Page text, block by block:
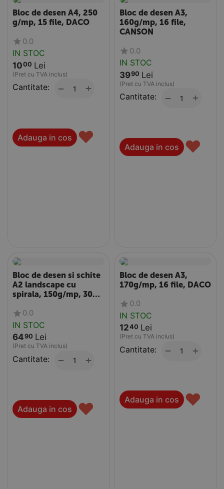
Bloc de desen A4, 250
g/mp, 15 file, DACO
0.0
IN STOC
1000 Lei
(Pret cu TVA inclus)
Cantitate: +
−
Adauga in cos ♥
Bloc de desen A3,
160g/mp, 16 file,
CANSON
0.0
IN STOC
3990 Lei
(Pret cu TVA inclus)
Cantitate: +
−
Adauga in cos ♥
Bloc de desen si schite
A2 landscape cu
spirala, 150g/mp, 30
0.0
IN STOC
6490 Lei
(Pret cu TVA inclus)
Cantitate: +
−
Adauga in cos ♥
Bloc de desen A3,
170g/mp, 16 file, DACO
0.0
IN STOC
1240 Lei
(Pret cu TVA inclus)
Cantitate: +
−
Adauga in cos ♥